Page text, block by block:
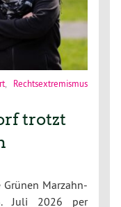
, Rechtsextremismus
trotzt
Marzahn-
Juli 2026 per